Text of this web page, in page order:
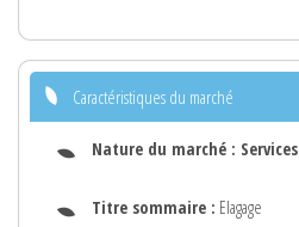
Caractéristiques du marché
Nature du marché : Services
Titre sommaire : Elagage